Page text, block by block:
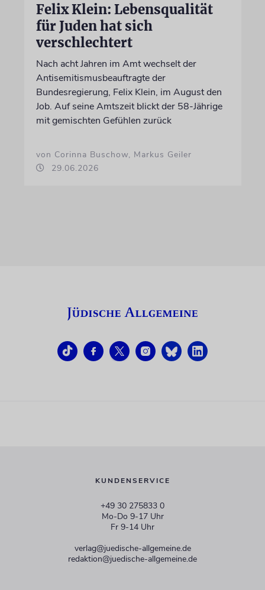
Felix Klein: Lebensqualität
für Juden hat sich
verschlechtert
Nach acht Jahren im Amt wechselt der
Antisemitismusbeauftragte der
Bundesregierung, Felix Klein, im August den
Job. Auf seine Amtszeit blickt der 58-Jährige
mit gemischten Gefühlen zurück
von Corinna Buschow, Markus Geiler
29.06.2026
KUNDENSERVICE
+49 30 275833 0
Mo-Do 9-17 Uhr
Fr 9-14 Uhr
verlag@juedische-allgemeine.de
redaktion@juedische-allgemeine.de